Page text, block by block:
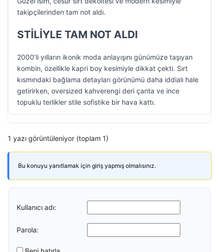
takipçilerinden tam not aldı.
STİLİYLE TAM NOT ALDI
2000’li yılların ikonik moda anlayışını günümüze taşıyan
kombin, özellikle kapri boy kesimiyle dikkat çekti. Sırt
kısmındaki bağlama detayları görünümü daha iddialı hale
getirirken, oversized kahverengi deri çanta ve ince
topuklu terlikler stile sofistike bir hava kattı.
1 yazı görüntüleniyor (toplam 1)
Bu konuyu yanıtlamak için giriş yapmış olmalısınız.
Kullanıcı adı:
Parola: